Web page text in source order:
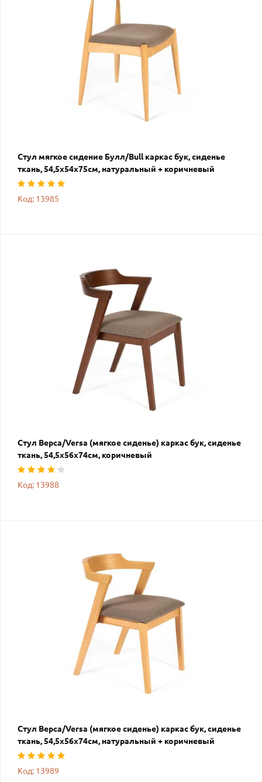
Стул мягкое сидение Булл/Bull каркас бук, сиденье
ткань, 54,5х54х75см, натуральный + коричневый
Код: 13985
Стул Верса/Versa (мягкое сиденье) каркас бук, сиденье
ткань, 54,5х56х74см, коричневый
Код: 13988
Стул Верса/Versa (мягкое сиденье) каркас бук, сиденье
ткань, 54,5х56х74см, натуральный + коричневый
Код: 13989